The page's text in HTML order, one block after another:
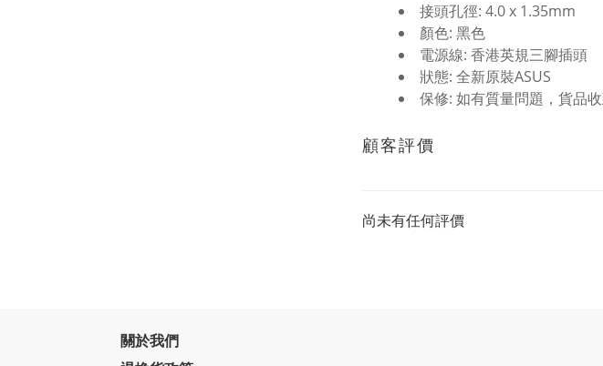
接頭孔徑: 4.0 x 1.35mm
顏色: 黑色
電源線: 香港英規三腳插頭
狀態: 全新原裝ASUS
保修: 如有質量問題，貨品
顧客評價
尚未有任何評價
關於我們